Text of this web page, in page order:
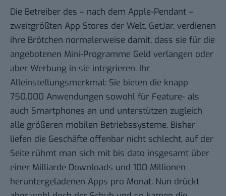
Die Betreiber des – nach dem Apple-Pendant –
zweitgrößten App Stores der Welt, GetJar, verdienen
ihre Brötchen normalerweise damit, dass sie für die
angebotenen Mini-Programme Geld verlangen oder
aber Werbung in sie integrieren. Ihr
Alleinstellungsmerkmal: Sie bieten die knapp
750.000 Anwendungen sowohl für Feature- als
auch Smartphones an und unterstützen zugleich
alle größeren mobilen Betriebssysteme. Bisher
liefen die Geschäfte offenbar nicht schlecht, auf der
Seite rühmt man sich mit bis dato insgesamt über
einer Milliarde Downloads und 100 Millionen
heruntergeladenen Apps pro Monat. Nun drückt